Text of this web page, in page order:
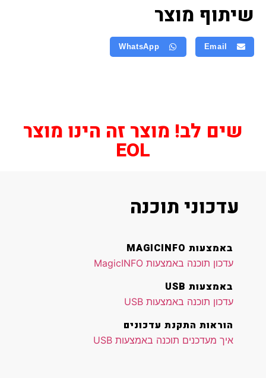
שיתוף מוצר
Email
WhatsApp
שים לב! מוצר זה הינו מוצר
EOL
עדכוני תוכנה
באמצעות MAGICINFO
עדכון תוכנה באמצעות MagicINFO
באמצעות USB
עדכון תוכנה באמצעות USB
הוראות התקנת עדכונים
איך מעדכנים תוכנה באמצעות USB